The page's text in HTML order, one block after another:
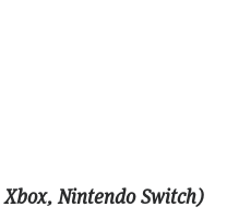
Xbox, Nintendo Switch)